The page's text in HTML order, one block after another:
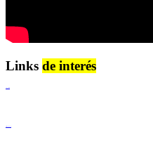
Links de interés